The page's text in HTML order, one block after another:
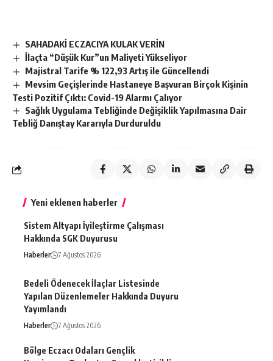
SAHADAKİ ECZACIYA KULAK VERİN
İlaçta “Düşük Kur”un Maliyeti Yükseliyor
Majistral Tarife % 122,93 Artış ile Güncellendi
Mevsim Geçişlerinde Hastaneye Başvuran Birçok Kişinin
Testi Pozitif Çıktı: Covid-19 Alarmı Çalıyor
Sağlık Uygulama Tebliğinde Değişiklik Yapılmasına Dair
Tebliğ Danıştay Kararıyla Durduruldu
Yeni eklenen haberler
Sistem Altyapı İyileştirme Çalışması
Hakkında SGK Duyurusu
Haberler 7 Ağustos 2026
Bedeli Ödenecek İlaçlar Listesinde
Yapılan Düzenlemeler Hakkında Duyuru
Yayımlandı
Haberler 7 Ağustos 2026
Bölge Eczacı Odaları Gençlik